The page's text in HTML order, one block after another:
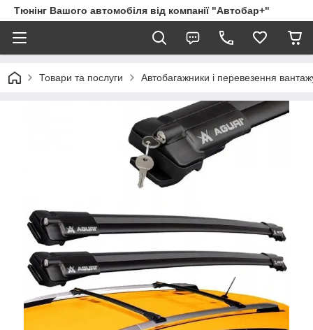
Тюнінг Вашого автомобіля від компанії "Автобар+"
Товари та послуги Автобагажники і перевезення